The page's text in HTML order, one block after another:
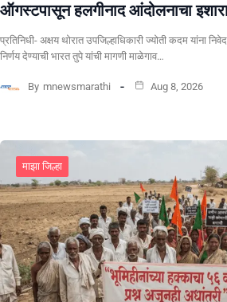
ऑगस्टपासून हलगीनाद आंदोलनाचा
प्रतिनिधी- अक्षय थोरात उपजिल्हाधिकारी ज्योती कदम यांना
निर्णय देण्याची भारत तुपे यांची मागणी माळेगाव…
By mnewsmarathi Aug 8, 2026
माझा जिल्हा